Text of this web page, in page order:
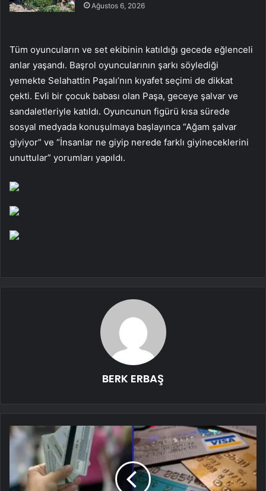
Ağustos 6, 2026
Tüm oyuncuların ve set ekibinin katıldığı gecede eğlenceli
anlar yaşandı. Başrol oyuncularının şarkı söylediği
yemekte Selahattin Paşalı’nın kıyafet seçimi de dikkat
çekti. Evli bir çocuk babası olan Paşa, geceye şalvar ve
sandaletleriyle katıldı. Oyuncunun figürü kısa sürede
sosyal medyada konuşulmaya başlayınca “Ağam şalvar
giyiyor” ve “İnsanlar ne giyip nerede farklı giyineceklerini
unuttular” yorumları yapıldı.
BERK ERBAŞ